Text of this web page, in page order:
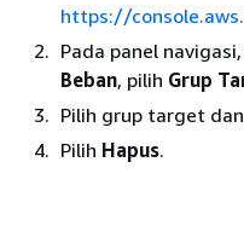
https://
Pada panel
Beban, pilih Grup
Pilih grup target
Pilih Hapus.